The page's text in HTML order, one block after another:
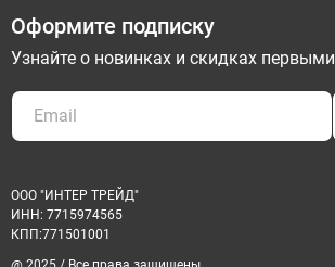
Оформите подписку
Узнайте о новинках и скидках первыми
ООО "ИНТЕР ТРЕЙД"
ИНН: 7715974565
КПП:771501001